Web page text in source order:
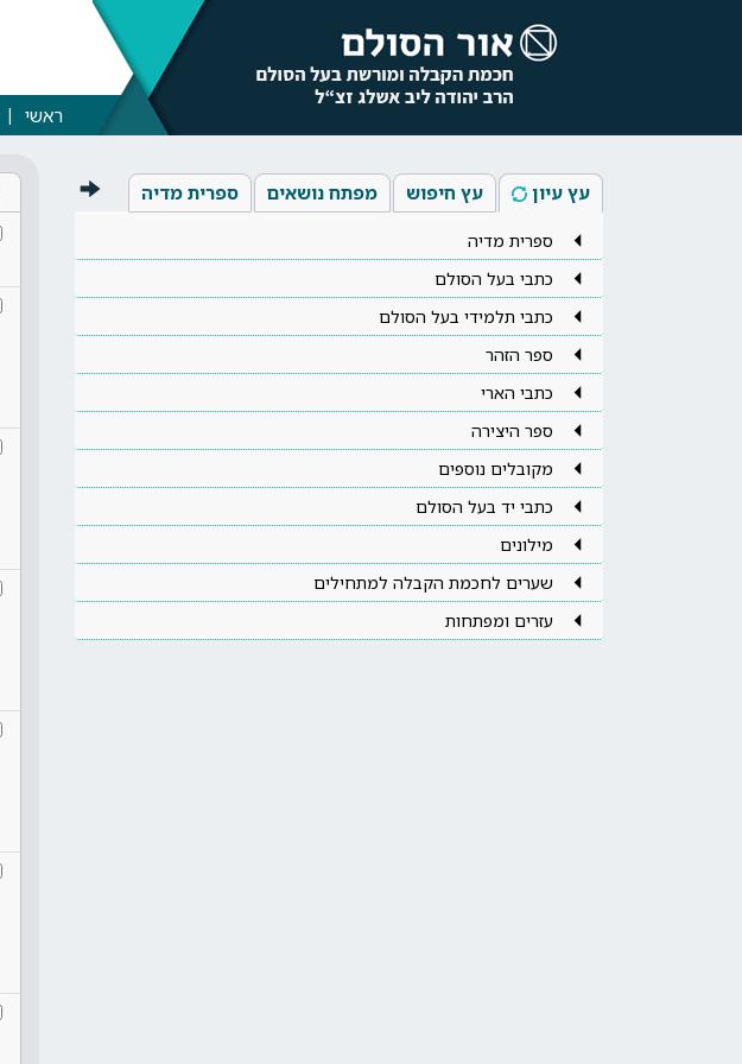
ראשי
עץ עיון עץ חיפוש מפתח נושאים ספרית מדיה
ספרית מדיה
כתבי בעל הסולם
כתבי תלמידי בעל הסולם
ספר הזהר
כתבי הארי
ספר היצירה
מקובלים נוספים
כתבי יד בעל הסולם
מילונים
שערים לחכמת הקבלה למתחילים
עזרים ומפתחות